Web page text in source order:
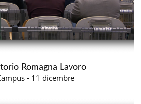
Romagna Lavoro
- 11 dicembre